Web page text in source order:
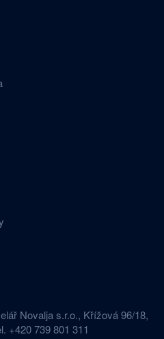
Novalja s.r.o., Křížová 96/18,
+420 739 801 311